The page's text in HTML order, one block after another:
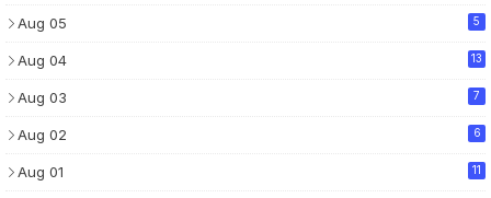
Aug 05 5
Aug 04 13
Aug 03 7
Aug 02 6
Aug 01 11